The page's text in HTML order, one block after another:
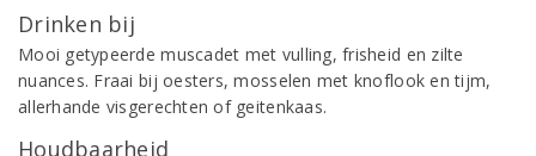
Drinken bij
Mooi getypeerde muscadet met vulling, frisheid en zilte
nuances. Fraai bij oesters, mosselen met knoflook en tijm,
allerhande visgerechten of geitenkaas.
Houdbaarheid